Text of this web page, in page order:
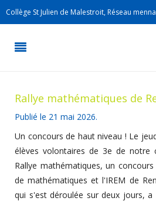
Collège St Julien de Malestroit, Réseau
Rallye mathématiques de
Publié le 21 mai 2026.
Un concours de haut niveau ! Le
élèves volontaires de 3e de notre
Rallye mathématiques, un
de mathématiques et l'IREM de
qui s'est déroulée sur deux jours,